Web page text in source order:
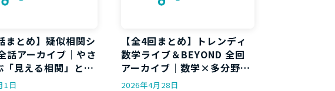
まとめ】疑似相関シ
話アーカイブ｜やさ
「見える相関」と
因」の違い
1日
【全4回まとめ】トレンディ
数学ライブ＆BEYOND 全回
アーカイブ｜数学×多分野コ
ラボイベント開催履歴
2026年4月28日